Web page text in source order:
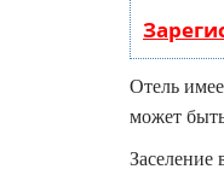
Отель
может
Заселение